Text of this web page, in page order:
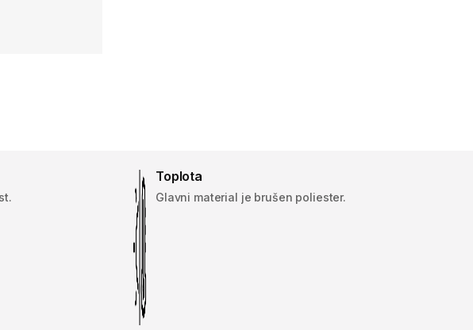
Toplota
Glavni material je brušen poliester.